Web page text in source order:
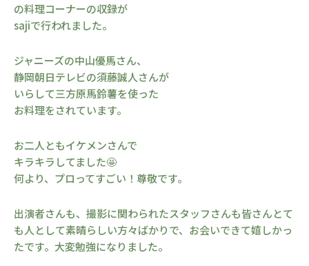
の料理コーナーの収録が
sajiで行われました。
ジャニーズの中山優馬さん、
静岡朝日テレビの須藤誠人さんが
いらして三方原馬鈴薯を使った
お料理をされています。
お二人ともイケメンさんで
キラキラしてました🤩
何より、プロってすごい！尊敬です。
出演者さんも、撮影に関わられたスタッフさんも皆さんとて
も人として素晴らしい方々ばかりで、お会いできて嬉しかっ
たです。大変勉強になりました。